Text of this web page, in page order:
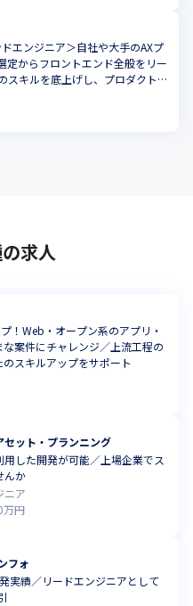
エンジニア＞自社や大手のAXプ
定からフロントエンド全般をリー
スキルを底上げし、プロダクト
求人
！Web・オープン系のアプリ・
案件にチャレンジ／上流工程の
スキルアップをサポート
ット・プランニング
した開発が可能／上場企業でス
んか
ニア
万円
フォ
実績／リードエンジニアとして